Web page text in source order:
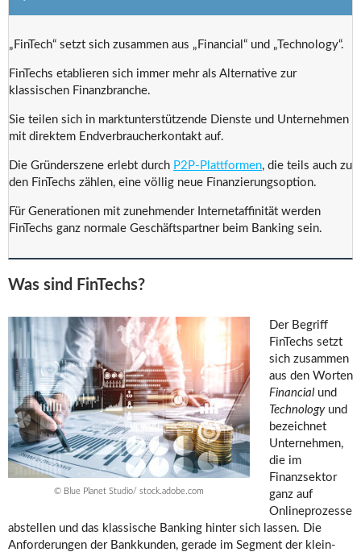
„FinTech“ setzt sich zusammen aus „Financial“ und „Technology“.
FinTechs etablieren sich immer mehr als Alternative zur
klassischen Finanzbranche.
Sie teilen sich in marktunterstützende Dienste und Unternehmen
mit direktem Endverbraucherkontakt auf.
Die Gründerszene erlebt durch P2P-Plattformen, die teils auch zu
den FinTechs zählen, eine völlig neue Finanzierungsoption.
Für Generationen mit zunehmender Internetaffinität werden
FinTechs ganz normale Geschäftspartner beim Banking sein.
Was sind FinTechs?
© Blue Planet Studio/ stock.adobe.com
Der Begriff
FinTechs setzt
sich zusammen
aus den Worten
Financial und
Technologyund
bezeichnet
Unternehmen,
die im
Finanzsektor
ganz auf
Onlineprozesse
abstellen und das klassische Banking hinter sich lassen. Die
Anforderungen der Bankkunden, gerade im Segment der klein-